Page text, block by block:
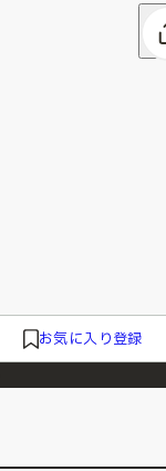
お気に入り登録